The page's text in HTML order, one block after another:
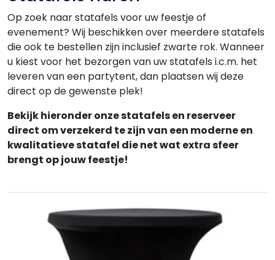
Op zoek naar statafels voor uw feestje of
evenement? Wij beschikken over meerdere statafels
die ook te bestellen zijn inclusief zwarte rok. Wanneer
u kiest voor het bezorgen van uw statafels i.c.m. het
leveren van een partytent, dan plaatsen wij deze
direct op de gewenste plek!
Bekijk hieronder onze statafels en reserveer
direct om verzekerd te zijn van een moderne en
kwalitatieve statafel die net wat extra sfeer
brengt op jouw feestje!